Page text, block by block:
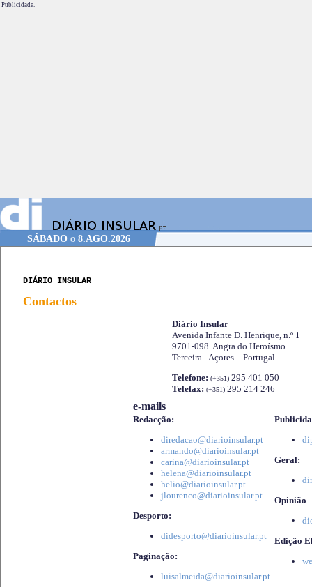
Publicidade.
SÁBADOo 8.AGO.2026
DIÁRIO INSULAR
Contactos
Diário Insular
Avenida Infante D. Henrique, n.º 1
9701-098 Angra do Heroísmo
Terceira - Açores – Portugal.
Telefone: (+351) 295 401 050
Telefax: (+351) 295 214 246
e-mails
Redacção:
diredacao@diarioinsular.pt
armando@diarioinsular.pt
carina@diarioinsular.pt
helena@diarioinsular.pt
helio@diarioinsular.pt
jlourenco@diarioinsular.pt
Desporto:
didesporto@diarioinsular.pt
Paginação:
luisalmeida@diarioinsular.pt
Geral:
Opinião
Edição